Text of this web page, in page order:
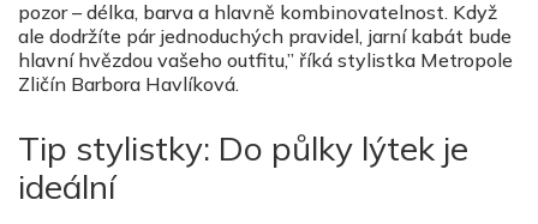
pozor – délka, barva a hlavně kombinovatelnost. Když
ale dodržíte pár jednoduchých pravidel, jarní kabát bude
hlavní hvězdou vašeho outfitu,” říká stylistka Metropole
Zličín Barbora Havlíková.
Tip stylistky: Do půlky lýtek je
ideální